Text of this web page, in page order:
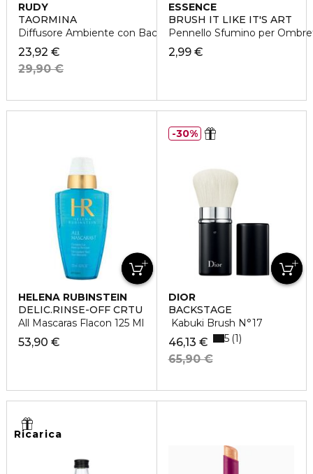
RUDY
TAORMINA
Diffusore Ambiente con Bacchette
23,92 €
29,90 €
ESSENCE
BRUSH IT LIKE IT'S ART
Pennello Sfumino per
2,99 €
HELENA RUBINSTEIN
DELIC.RINSE-OFF CRTU
All Mascaras Flacon 125 Ml
53,90 €
DIOR
BACKSTAGE
Kabuki Brush N°17
46,13 €
65,90 €
5 1
30%
Ricarica